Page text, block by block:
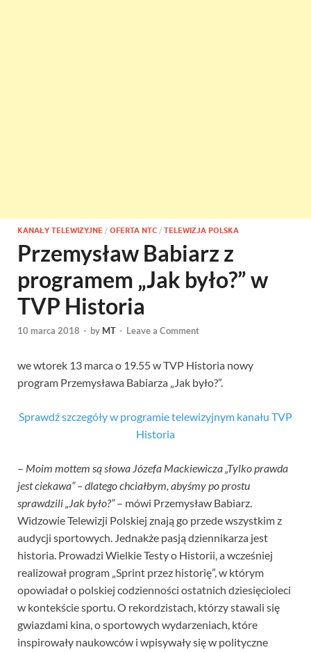
KANAŁY TELEWIZYJNE / OFERTA NTC / TELEWIZJA POLSKA
Przemysław Babiarz z
programem „Jak było?” w
TVP Historia
10 marca 2018 - by MT - Leave a Comment
we wtorek 13 marca o 19.55 w TVP Historia nowy
program Przemysława Babiarza „Jak było?”.
Sprawdź szczegóły w programie telewizyjnym kanału TVP
Historia
– Moim mottem są słowa Józefa Mackiewicza „Tylko prawda
jest ciekawa” – dlatego chciałbym, abyśmy po prostu
sprawdzili „Jak było?”– mówi Przemysław Babiarz.
Widzowie Telewizji Polskiej znają go przede wszystkim z
audycji sportowych. Jednakże pasją dziennikarza jest
historia. Prowadzi Wielkie Testy o Historii, a wcześniej
realizował program „Sprint przez historię”, w którym
opowiadał o polskiej codzienności ostatnich dziesięcioleci
w kontekście sportu. O rekordzistach, którzy stawali się
gwiazdami kina, o sportowych wydarzeniach, które
inspirowały naukowców i wpisywały się w polityczne